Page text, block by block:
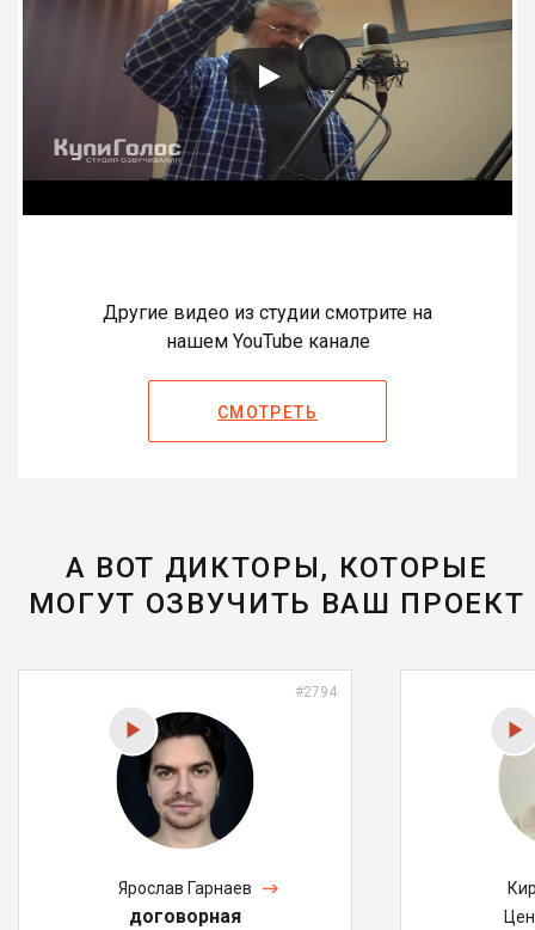
Другие видео из студии смотрите на
нашем YouTube канале
СМОТРЕТЬ
А ВОТ ДИКТОРЫ, КОТОРЫЕ
МОГУТ ОЗВУЧИТЬ ВАШ ПРОЕКТ
#2794
Ярослав Гарнаев
договорная